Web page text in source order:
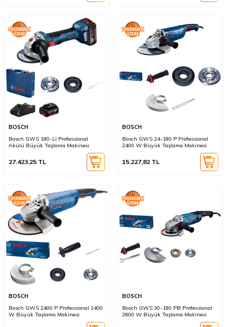
BOSCH
Bosch GWS 180-LI Professional
Akülü Büyük Taşlama Makinesi
27.423,25 TL
BOSCH
Bosch GWS 24-180 P Professional
2400 W Büyük Taşlama Makinesi
15.227,82 TL
BOSCH
Bosch GWS 2400 P Professional 2400
W Büyük Taşlama Makinesi
BOSCH
Bosch GWS 30-180 PB Professional
2800 W Büyük Taşlama Makinesi